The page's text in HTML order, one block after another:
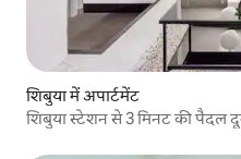
शिबुया में अपार्टमेंट
शिबुया स्टेशन से 3 मिनट की पैदल